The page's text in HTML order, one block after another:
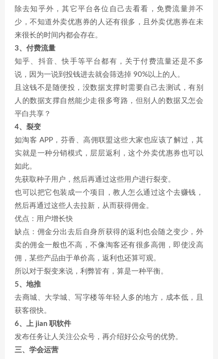
除去知乎外，其它平台各位自己去看看，免费流量并不
少，不知道外卖优惠券的人还有很多，且外卖优惠券在未
来很长的时间内都会存在。
3、付费流量
知乎、抖音、快手等平台都有，关于付费流量还是不多
说，因为一说到投钱进去就会筛选掉 90%以上的人。
且这钱不是随便投，没数据支撑时需要自己去测试，有别
人的数据支撑自然能少走很多弯路，但别人的数据又怎会
平白共享？
4、裂变
如淘客 APP，芬香、高佣联盟这些大家也应该了解过，其
实就是一种分销模式，层层返利，这个外卖优惠券也可以
如此。
先获取种子用户，然后再通过这些用户进行裂变。
也可以把它包装成一个项目，教人怎么通过这个去赚钱，
然后再通过这些人去拉新，从而获得佣金。
优点：用户增长快
缺点：佣金分出去后自身所获得的返利也会随之变少，外
卖的佣金一般也不高，不像淘客还有很多高佣，即使没高
佣，某些产品由于单价高，返利也还算可观。
所以对于裂变来说，利弊皆有，算是一种平衡。
5、地推
去商城、大学城、写字楼等年轻人多的地方，成本低，且
获客很快。
6、上 jian 职软件
发布任务让人关注公众号，再介绍好公众号的优势。
三、学会运营